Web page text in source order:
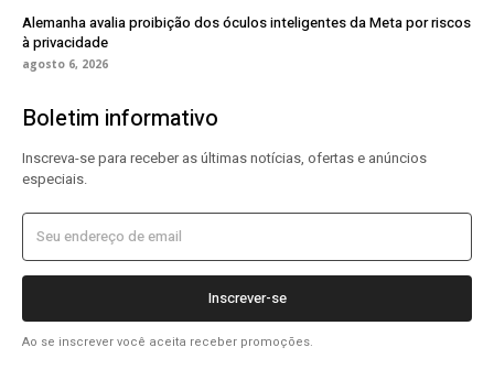
Alemanha avalia proibição dos óculos inteligentes da Meta por riscos
à privacidade
agosto 6, 2026
Boletim informativo
Inscreva-se para receber as últimas notícias, ofertas e anúncios
especiais.
Inscrever-se
Ao se inscrever você aceita receber promoções.